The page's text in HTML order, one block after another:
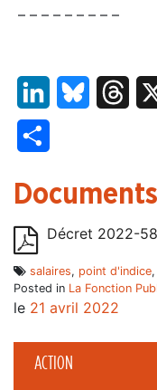
ACTION
– – – – – – – – –
LinkedInBluesky
Documents
Décret 2022-
salaires, point d'indice,
Posted in La Fonction
le 21 avril 2022